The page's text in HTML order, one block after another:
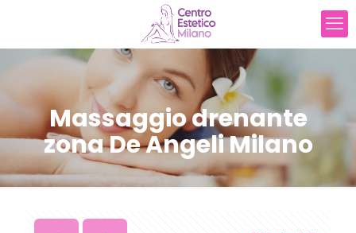
Massaggio drenante
zona De Angeli Milano